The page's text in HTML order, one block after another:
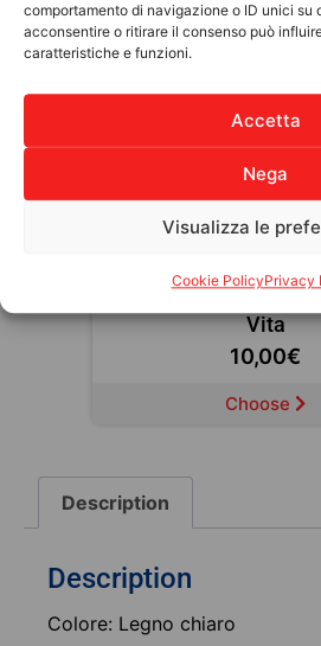
comportamento di navigazione o ID unici su
acconsentire o ritirare il consenso può
caratteristiche e funzioni.
Accetta
Nega
Visualizza le
Cookie PolicyPrivacy
Description
Description
Colore: Legno chiaro
BOMBONIERE SOLIDALI
Bomboniere Solidali
Vita
10,00€
Choose